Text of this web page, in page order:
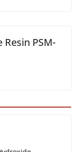
Resin PSM-